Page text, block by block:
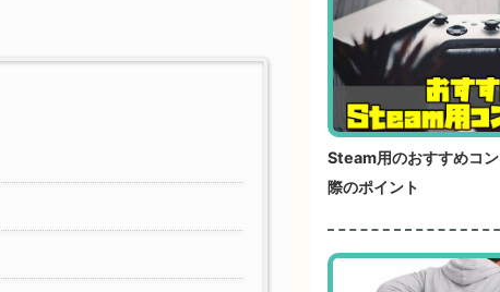
Steam用のおすすめコ
際のポイント